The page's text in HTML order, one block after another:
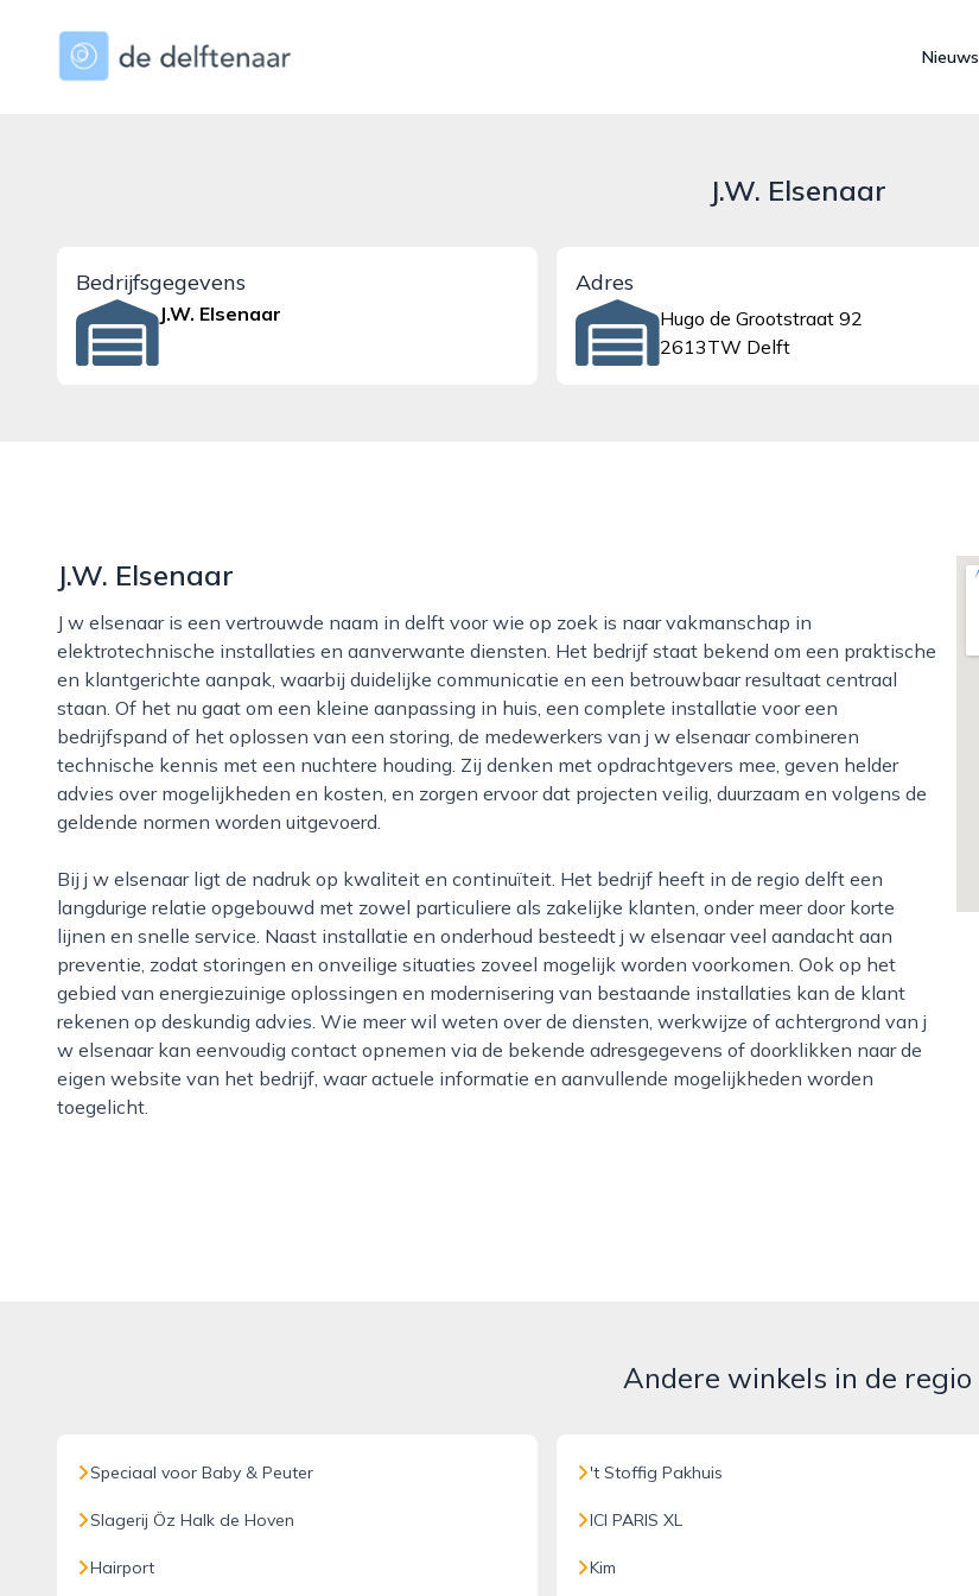
dedelftenaar.nl
Nieuws
J.W. Elsenaar
Bedrijfsgegevens
J.W. Elsenaar
Adres
Hugo de Grootstraat 92
2613TW Delft
J.W. Elsenaar
J w elsenaar is een vertrouwde naam in delft voor wie op zoek is naar vakmanschap in
elektrotechnische installaties en aanverwante diensten. Het bedrijf staat bekend om een praktische
en klantgerichte aanpak, waarbij duidelijke communicatie en een betrouwbaar resultaat centraal
staan. Of het nu gaat om een kleine aanpassing in huis, een complete installatie voor een
bedrijfspand of het oplossen van een storing, de medewerkers van j w elsenaar combineren
technische kennis met een nuchtere houding. Zij denken met opdrachtgevers mee, geven helder
advies over mogelijkheden en kosten, en zorgen ervoor dat projecten veilig, duurzaam en volgens de
geldende normen worden uitgevoerd.
Bij j w elsenaar ligt de nadruk op kwaliteit en continuïteit. Het bedrijf heeft in de regio delft een
langdurige relatie opgebouwd met zowel particuliere als zakelijke klanten, onder meer door korte
lijnen en snelle service. Naast installatie en onderhoud besteedt j w elsenaar veel aandacht aan
preventie, zodat storingen en onveilige situaties zoveel mogelijk worden voorkomen. Ook op het
gebied van energiezuinige oplossingen en modernisering van bestaande installaties kan de klant
rekenen op deskundig advies. Wie meer wil weten over de diensten, werkwijze of achtergrond van j
w elsenaar kan eenvoudig contact opnemen via de bekende adresgegevens of doorklikken naar de
eigen website van het bedrijf, waar actuele informatie en aanvullende mogelijkheden worden
toegelicht.
Andere winkels in de regio
Speciaal voor Baby & Peuter
Slagerij Öz Halk de Hoven
Hairport
't Stoffig Pakhuis
ICI PARIS XL
Kim